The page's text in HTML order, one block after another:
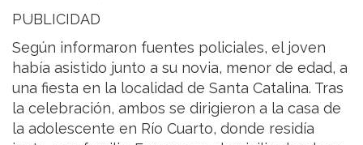
PUBLICIDAD
Según informaron fuentes policiales, el joven
había asistido junto a su novia, menor de edad, a
una fiesta en la localidad de Santa Catalina. Tras
la celebración, ambos se dirigieron a la casa de
la adolescente en Río Cuarto, donde residía